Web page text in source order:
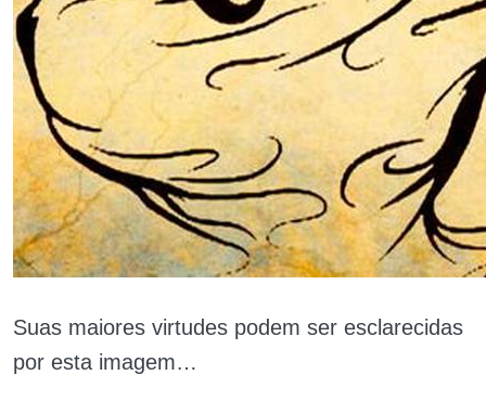
Suas maiores virtudes podem ser esclarecidas
por esta imagem…